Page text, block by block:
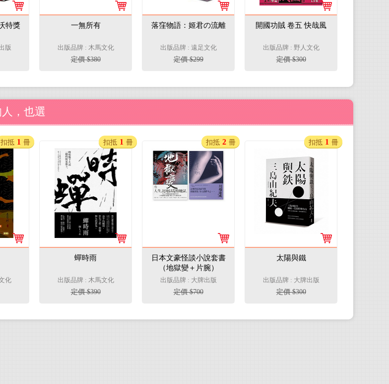
特獎
版
一無所有
出版品牌 : 木馬文化
定價 $380
落窪物語：姬君の流離
出版品牌 : 遠足文化
定價 $299
開國功賊 卷五 快哉風
出版品牌 : 野人文化
定價 $300
，也選
化
扣抵 1 冊
蟬時雨
出版品牌 : 木馬文化
定價 $390
扣抵 1 冊
日本文豪怪談小說套書
（地獄變＋片腕）
出版品牌 : 大牌出版
定價 $700
扣抵 2 冊
太陽與鐵
出版品牌 : 大牌出版
定價 $300
扣抵 1 冊